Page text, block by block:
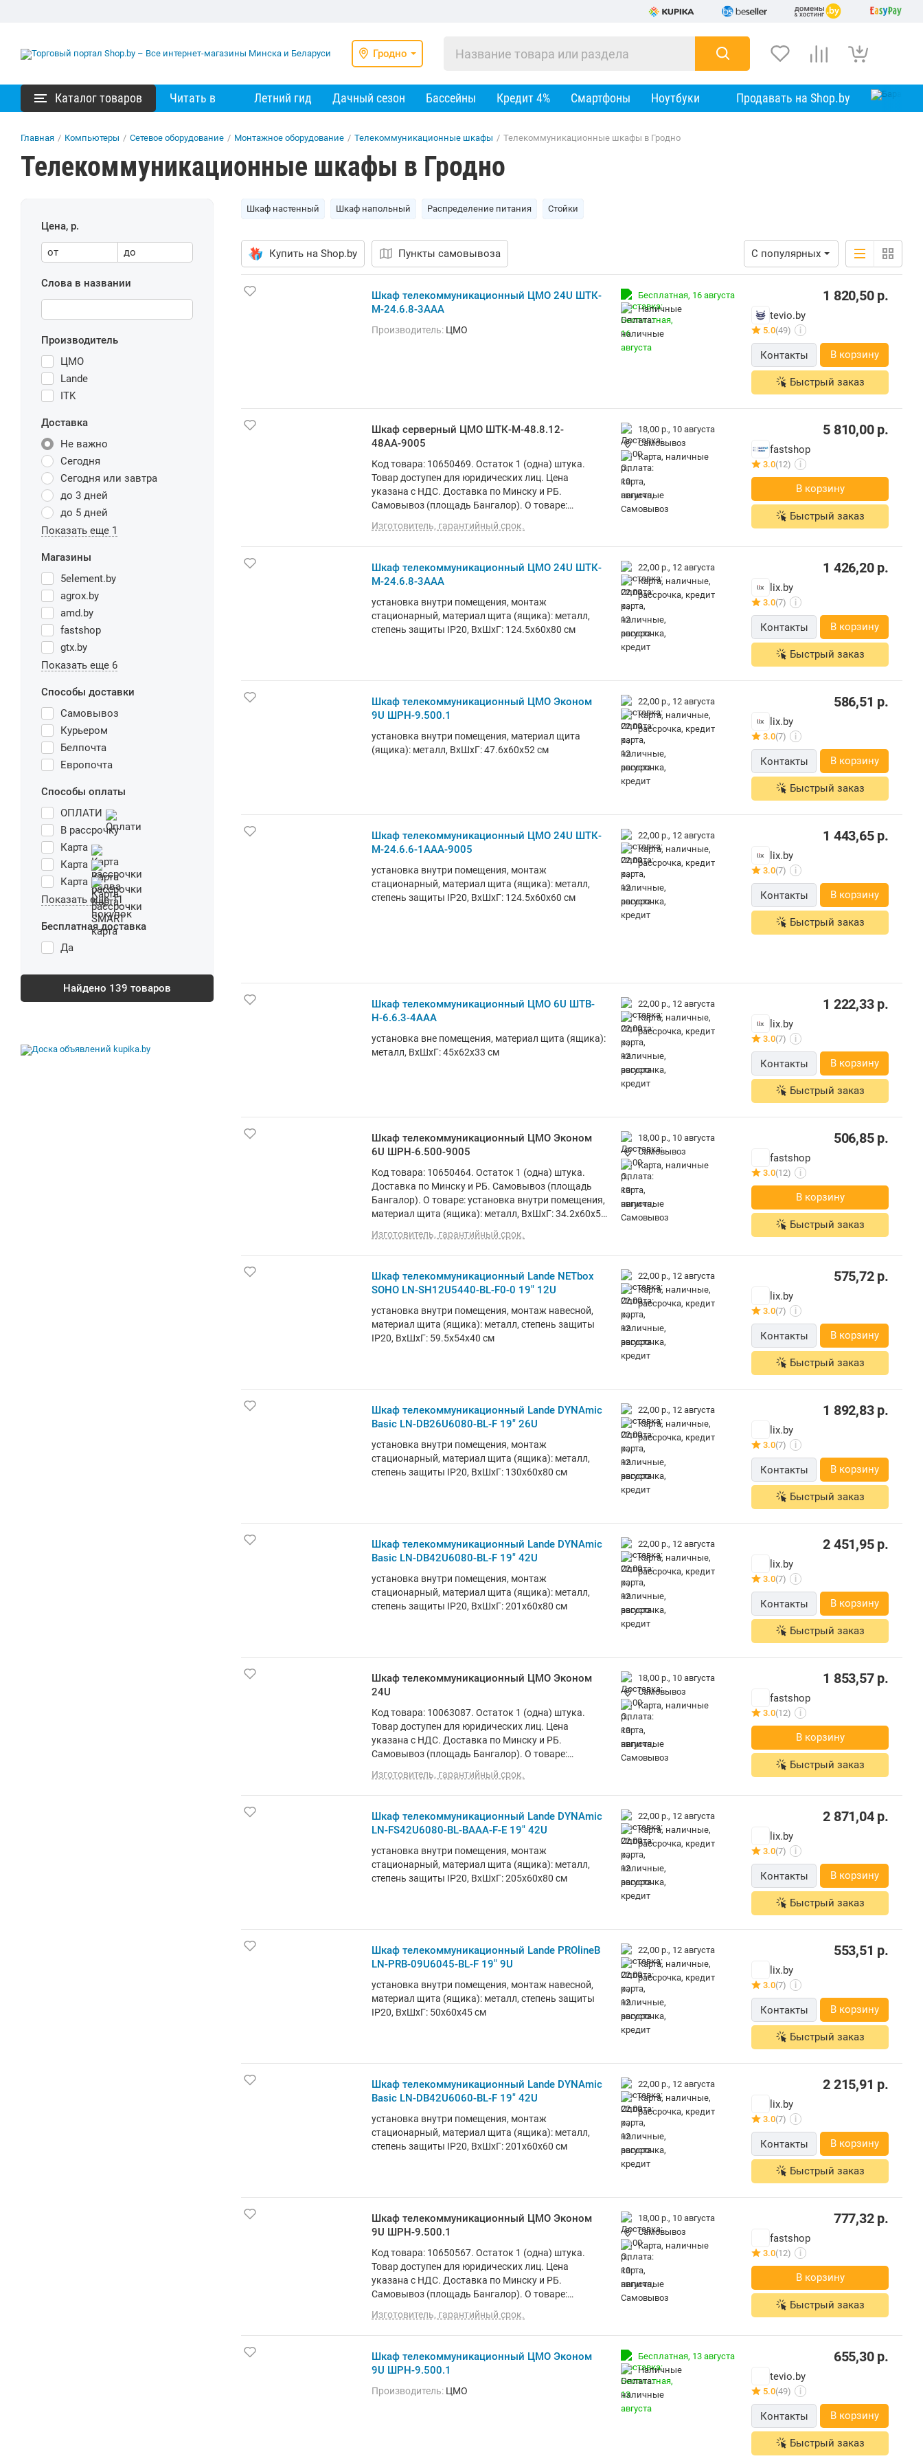
Гродно
Каталог товаров Читать в Летний гид Дачный сезон Бассейны Кредит 4% Смартфоны Ноутбуки Продавать на Shop.by
Главная / Компьютеры / Сетевое оборудование / Монтажное оборудование / Телекоммуникационные шкафы / Телекоммуникационные шкафы в Гродно
Телекоммуникационные шкафы в Гродно
Цена, р.
от до
Слова в названии
Производитель
ЦМО
Lande
ITK
Доставка
Не важно
Сегодня
Сегодня или завтра
до 3 дней
до 5 дней
Показать еще 1
Магазины
5element.by
agrox.by
amd.by
fastshop
gtx.by
Показать еще 6
Способы доставки
Самовывоз
Курьером
Белпочта
Европочта
Способы оплаты
ОПЛАТИ
В рассрочку
Карта
Карта
Карта
Показать еще 11
Бесплатная доставка
Да
Найдено 139 товаров
Шкаф настенный Шкаф напольный Распределение питания Стойки
Купить на Shop.by Пункты самовывоза С популярных
Шкаф телекоммуникационный ЦМО 24U ШТК-
М-24.6.8-3ААА
Производитель: ЦМО
Бесплатная, 16 августа
наличные
1 820,50р.
tevio.by
5.0(49) i
Контакты В корзину
Быстрый заказ
Шкаф серверный ЦМО ШТК-М-48.8.12-
48АА-9005
Код товара: 10650469. Остаток 1 (одна) штука.
Товар доступен для юридических лиц. Цена
указана с НДС. Доставка по Минску и РБ.
Самовывоз (площадь Бангалор). О товаре:
стационарный, материал щита (ящика): металл,
степень защиты IP20, ВхШхГ: 231.5x80x125 см
Изготовитель, гарантийный срок.
18,00 р., 10 августа
Самовывоз
карта, наличные
5 810,00р.
fastshop
3.0(12) i
В корзину
Быстрый заказ
Шкаф телекоммуникационный ЦМО 24U ШТК-
М-24.6.8-3ААА
установка внутри помещения, монтаж
стационарный, материал щита (ящика): металл,
степень защиты IP20, ВхШхГ: 124.5x60x80 см
22,00 р., 12 августа
карта, наличные,
рассрочка, кредит
1 426,20р.
lix.by
3.0(7) i
Контакты В корзину
Быстрый заказ
Шкаф телекоммуникационный ЦМО Эконом
9U ШРН-9.500.1
установка внутри помещения, материал щита
(ящика): металл, ВхШхГ: 47.6x60x52 см
22,00 р., 12 августа
карта, наличные,
рассрочка, кредит
586,51 р.
lix.by
3.0(7) i
Контакты В корзину
Быстрый заказ
Шкаф телекоммуникационный ЦМО 24U ШТК-
М-24.6.6-1ААА-9005
установка внутри помещения, монтаж
стационарный, материал щита (ящика): металл,
степень защиты IP20, ВхШхГ: 124.5x60x60 см
22,00 р., 12 августа
карта, наличные,
рассрочка, кредит
1 443,65р.
lix.by
3.0(7) i
Контакты В корзину
Быстрый заказ
Шкаф телекоммуникационный ЦМО 6U ШТВ-
Н-6.6.3-4ААА
установка вне помещения, материал щита (ящика):
металл, ВхШхГ: 45x62x33 см
22,00 р., 12 августа
карта, наличные,
рассрочка, кредит
1 222,33р.
lix.by
3.0(7) i
Контакты В корзину
Быстрый заказ
Шкаф телекоммуникационный ЦМО Эконом
6U ШРН-6.500-9005
Код товара: 10650464. Остаток 1 (одна) штука.
Доставка по Минску и РБ. Самовывоз (площадь
Бангалор). О товаре: установка внутри помещения,
материал щита (ящика): металл, ВхШхГ: 34.2x60x52
Изготовитель, гарантийный срок.
18,00 р., 10 августа
Самовывоз
карта, наличные
506,85р.
fastshop
3.0(12) i
В корзину
Быстрый заказ
Шкаф телекоммуникационный Lande NETbox
SOHO LN-SH12U5440-BL-F0-0 19" 12U
установка внутри помещения, монтаж навесной,
материал щита (ящика): металл, степень защиты
IP20, ВхШхГ: 59.5x54x40 см
22,00 р., 12 августа
карта, наличные,
рассрочка, кредит
575,72р.
lix.by
3.0(7) i
Контакты В корзину
Быстрый заказ
Шкаф телекоммуникационный Lande DYNAmic
Basic LN-DB26U6080-BL-F 19" 26U
установка внутри помещения, монтаж
стационарный, материал щита (ящика): металл,
степень защиты IP20, ВхШхГ: 130x60x80 см
22,00 р., 12 августа
карта, наличные,
рассрочка, кредит
1 892,83р.
lix.by
3.0(7) i
Контакты В корзину
Быстрый заказ
Шкаф телекоммуникационный Lande DYNAmic
Basic LN-DB42U6080-BL-F 19" 42U
установка внутри помещения, монтаж
стационарный, материал щита (ящика): металл,
степень защиты IP20, ВхШхГ: 201x60x80 см
22,00 р., 12 августа
карта, наличные,
рассрочка, кредит
2 451,95р.
lix.by
3.0(7) i
Контакты В корзину
Быстрый заказ
Шкаф телекоммуникационный ЦМО Эконом
24U
Код товара: 10063087. Остаток 1 (одна) штука.
Товар доступен для юридических лиц. Цена
указана с НДС. Доставка по Минску и РБ.
Самовывоз (площадь Бангалор). О товаре:
стационарный, степень защиты IP20, ВхШхГ:
118.7x60x60 см
Изготовитель, гарантийный срок.
18,00 р., 10 августа
Самовывоз
карта, наличные
1 853,57р.
fastshop
3.0(12) i
В корзину
Быстрый заказ
Шкаф телекоммуникационный Lande DYNAmic
LN-FS42U6080-BL-BAAA-F-E 19" 42U
установка внутри помещения, монтаж
стационарный, материал щита (ящика): металл,
степень защиты IP20, ВхШхГ: 205x60x80 см
22,00 р., 12 августа
карта, наличные,
рассрочка, кредит
2 871,04р.
lix.by
3.0(7) i
Контакты В корзину
Быстрый заказ
Шкаф телекоммуникационный Lande PROlineB
LN-PRB-09U6045-BL-F 19" 9U
установка внутри помещения, монтаж навесной,
материал щита (ящика): металл, степень защиты
IP20, ВхШхГ: 50x60x45 см
22,00 р., 12 августа
карта, наличные,
рассрочка, кредит
553,51 р.
lix.by
3.0(7) i
Контакты В корзину
Быстрый заказ
Шкаф телекоммуникационный Lande DYNAmic
Basic LN-DB42U6060-BL-F 19" 42U
установка внутри помещения, монтаж
стационарный, материал щита (ящика): металл,
степень защиты IP20, ВхШхГ: 201x60x60 см
22,00 р., 12 августа
карта, наличные,
рассрочка, кредит
2 215,91 р.
lix.by
3.0(7) i
Контакты В корзину
Быстрый заказ
Шкаф телекоммуникационный ЦМО Эконом
9U ШРН-9.500.1
Код товара: 10650567. Остаток 1 (одна) штука.
Товар доступен для юридических лиц. Цена
указана с НДС. Доставка по Минску и РБ.
Самовывоз (площадь Бангалор). О товаре:
(ящика): металл, ВхШхГ: 47.6x60x52 см
Изготовитель, гарантийный срок.
18,00 р., 10 августа
Самовывоз
карта, наличные
777,32р.
fastshop
3.0(12) i
В корзину
Быстрый заказ
Шкаф телекоммуникационный ЦМО Эконом
9U ШРН-9.500.1
Производитель: ЦМО
Бесплатная, 13 августа
наличные
655,30р.
tevio.by
5.0(49) i
Контакты В корзину
Быстрый заказ